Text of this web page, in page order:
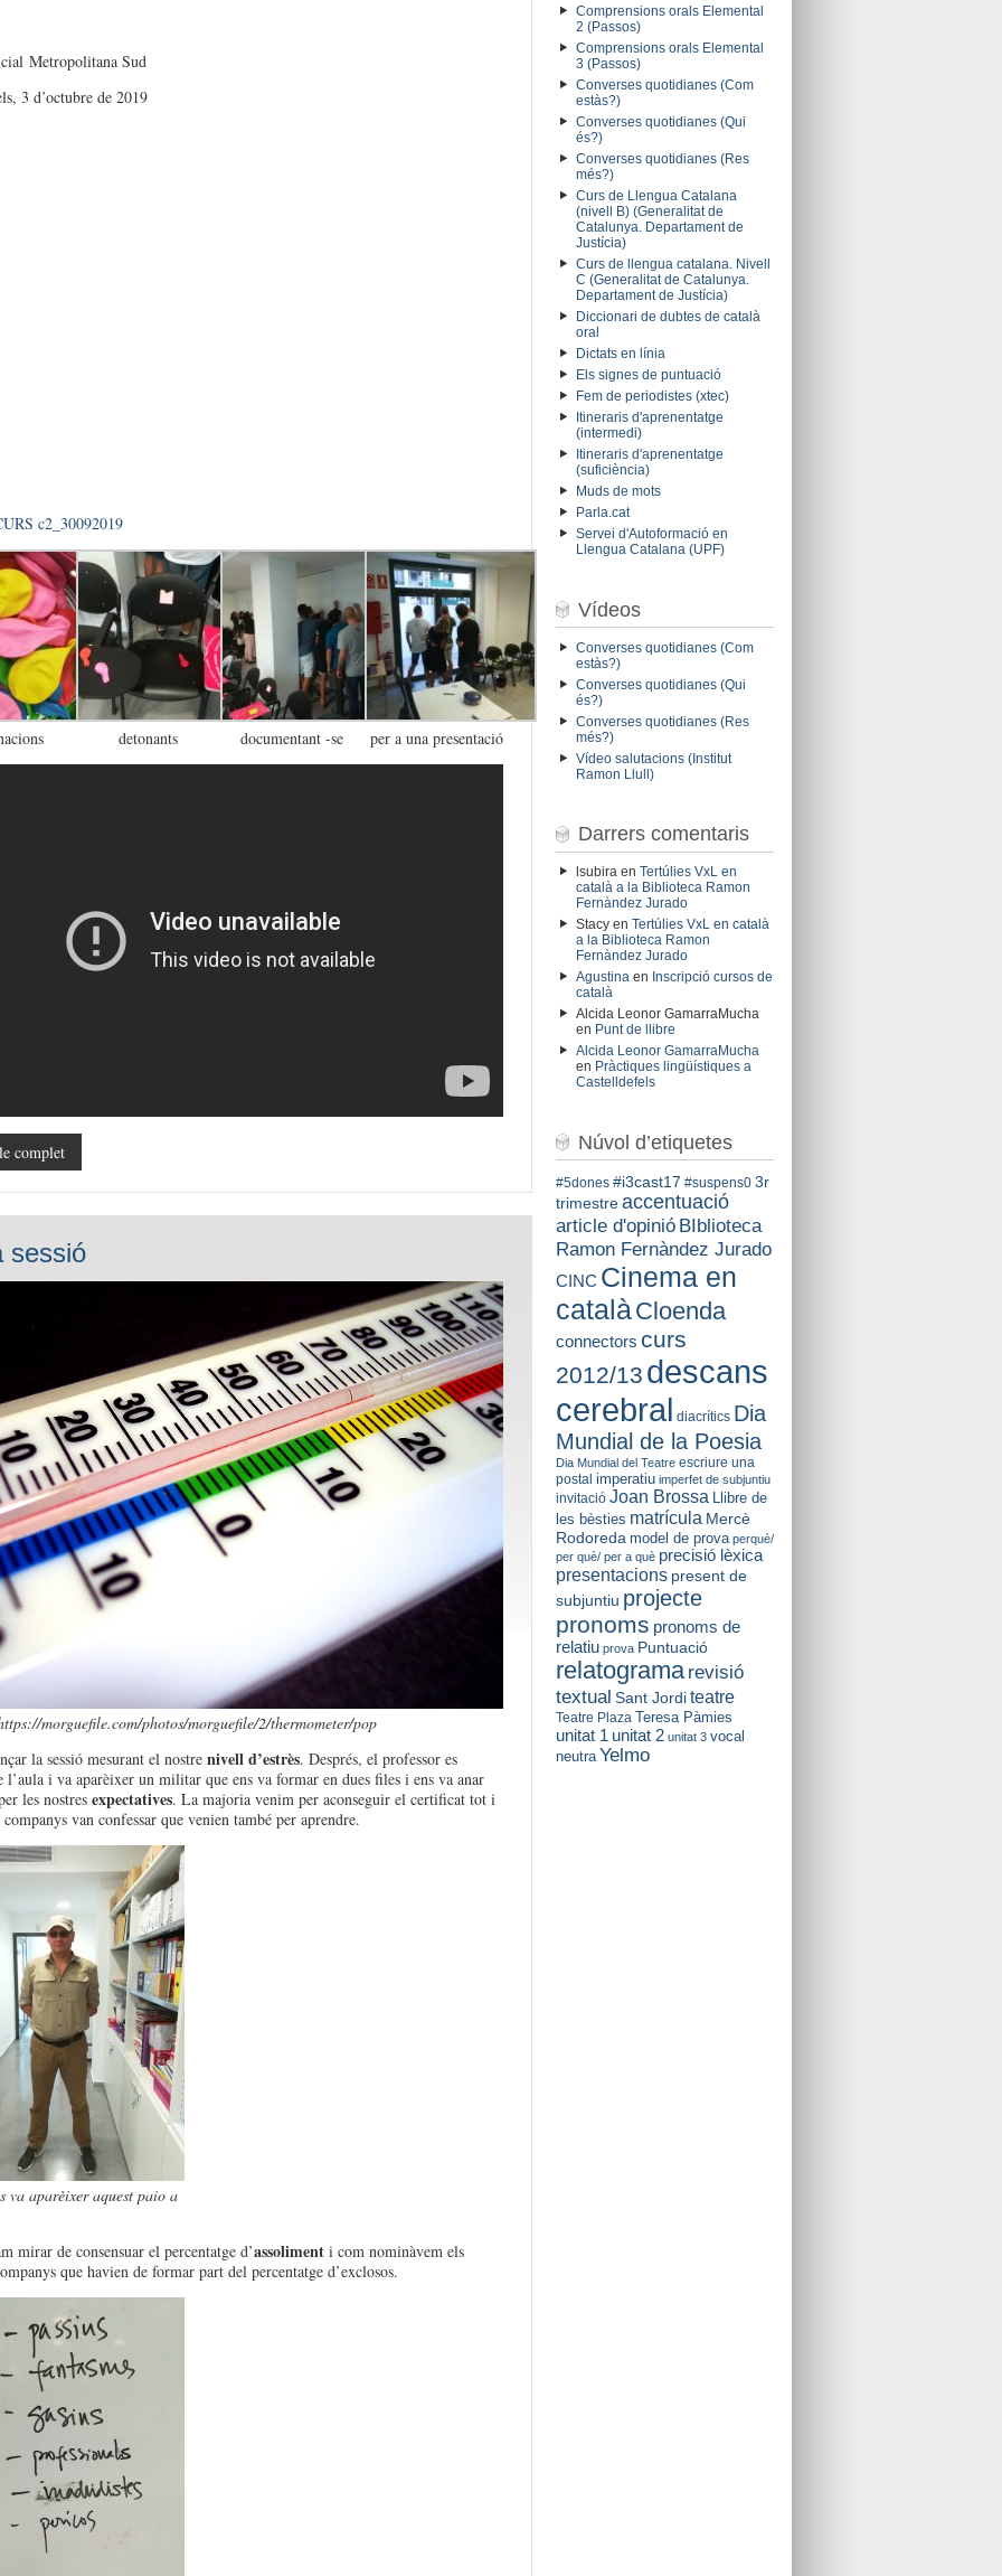
Metropolitana Sud
3 d’octubre de 2019
c2_30092019
detonants documentant -se per a una presentació
complet
sessió
morguefile.com/photos/morguefile/2/thermometer/pop
la sessió mesurant el nostre nivell d’estrès. Després, el professor es
l’aula i va aparèixer un militar que ens va formar en dues files i ens va anar
les nostres expectatives. La majoria venim per aconseguir el certificat tot i
van confessar que venien també per aprendre.
va aparèixer aquest paio a
mirar de consensuar el percentatge d’assolimenti com nominàvem els
que havien de formar part del percentatge d’exclosos.
Comprensions orals Elemental
2 (Passos)
Comprensions orals Elemental
3 (Passos)
Converses quotidianes (Com
estàs?)
Converses quotidianes (Qui
és?)
Converses quotidianes (Res
més?)
Curs de Llengua Catalana
(nivell B) (Generalitat de
Catalunya. Departament de
Justícia)
Curs de llengua catalana. Nivell
C (Generalitat de Catalunya.
Departament de Justícia)
Diccionari de dubtes de català
oral
Dictats en línia
Els signes de puntuació
Fem de periodistes (xtec)
Itineraris d'aprenentatge
(intermedi)
Itineraris d'aprenentatge
(suficiència)
Muds de mots
Parla.cat
Servei d'Autoformació en
Llengua Catalana (UPF)
Vídeos
Converses quotidianes (Com
estàs?)
Converses quotidianes (Qui
és?)
Converses quotidianes (Res
més?)
Vídeo salutacions (Institut
Ramon Llull)
Darrers comentaris
lsubiraen Tertúlies VxL en
català a la Biblioteca Ramon
Fernàndez Jurado
Stacyen Tertúlies VxL en català
a la Biblioteca Ramon
Fernàndez Jurado
Agustinaen Inscripció cursos de
català
Alcida Leonor GamarraMucha
en Punt de llibre
Alcida Leonor GamarraMucha
en Pràctiques lingüístiques a
Castelldefels
Núvol d’etiquetes
#5dones #i3cast17 #suspens0 3r
trimestre accentuació
article d'opinió BIblioteca
Ramon Fernàndez Jurado
CINC Cinema en
catalàCloenda
connectors curs
2012/13 descans
cerebral diacrítics Dia
Mundial de la Poesia
Dia Mundial del Teatre escriure una
postal imperatiu imperfet de subjuntiu
invitació Joan Brossa
Llibre de
les bèsties matrícula Mercè
Rodoreda model de prova perquè/
per què/ per a què precisió lèxica
presentacions present de
subjuntiu projecte
pronoms pronoms de
relatiu prova Puntuació
relatograma revisió
textual Sant Jordi teatre
Teatre Plaza Teresa Pàmies
unitat 1 unitat 2 unitat 3 vocal
neutra Yelmo